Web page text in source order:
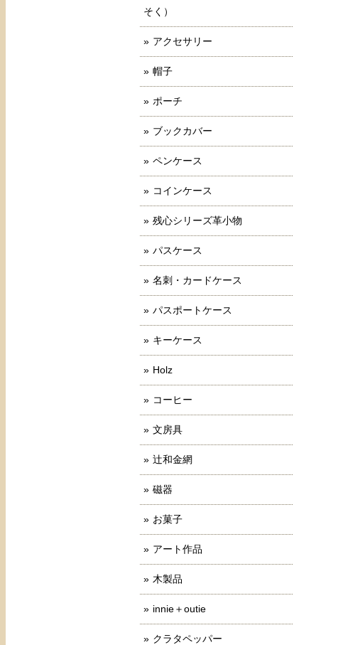
そく）
アクセサリー
帽子
ポーチ
ブックカバー
ペンケース
コインケース
残心シリーズ革小物
パスケース
名刺・カードケース
パスポートケース
キーケース
Holz
コーヒー
文房具
辻和金網
磁器
お菓子
アート作品
木製品
innie＋outie
クラタペッパー